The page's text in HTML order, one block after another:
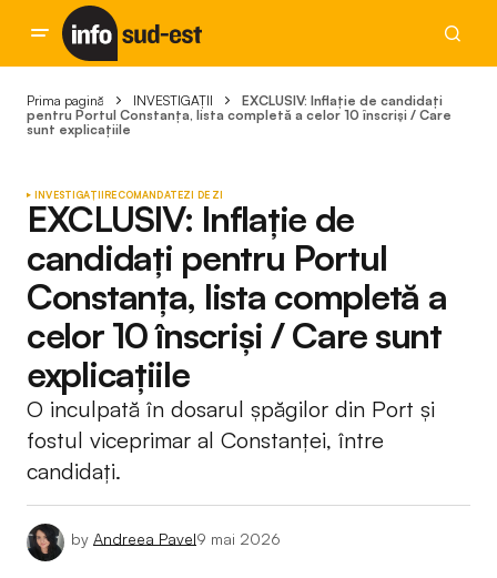
Prima pagină INVESTIGAȚII
EXCLUSIV: Inflație de candidați
pentru Portul Constanța, lista completă a celor 10 înscriși / Care
sunt explicațiile
INVESTIGAȚIIRECOMANDATEZI DE ZI
EXCLUSIV: Inflație de
candidați pentru Portul
Constanța, lista completă a
celor 10 înscriși / Care sunt
explicațiile
O inculpată în dosarul șpăgilor din Port și
fostul viceprimar al Constanței, între
candidați.
by Andreea Pavel9 mai 2026